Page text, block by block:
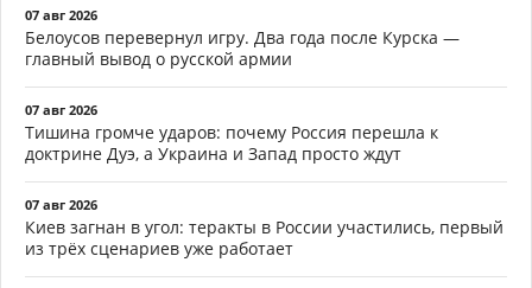
07 авг 2026
Белоусов перевернул игру. Два года после Курска —
главный вывод о русской армии
07 авг 2026
Тишина громче ударов: почему Россия перешла к
доктрине Дуэ, а Украина и Запад просто ждут
07 авг 2026
Киев загнан в угол: теракты в России участились, первый
из трёх сценариев уже работает